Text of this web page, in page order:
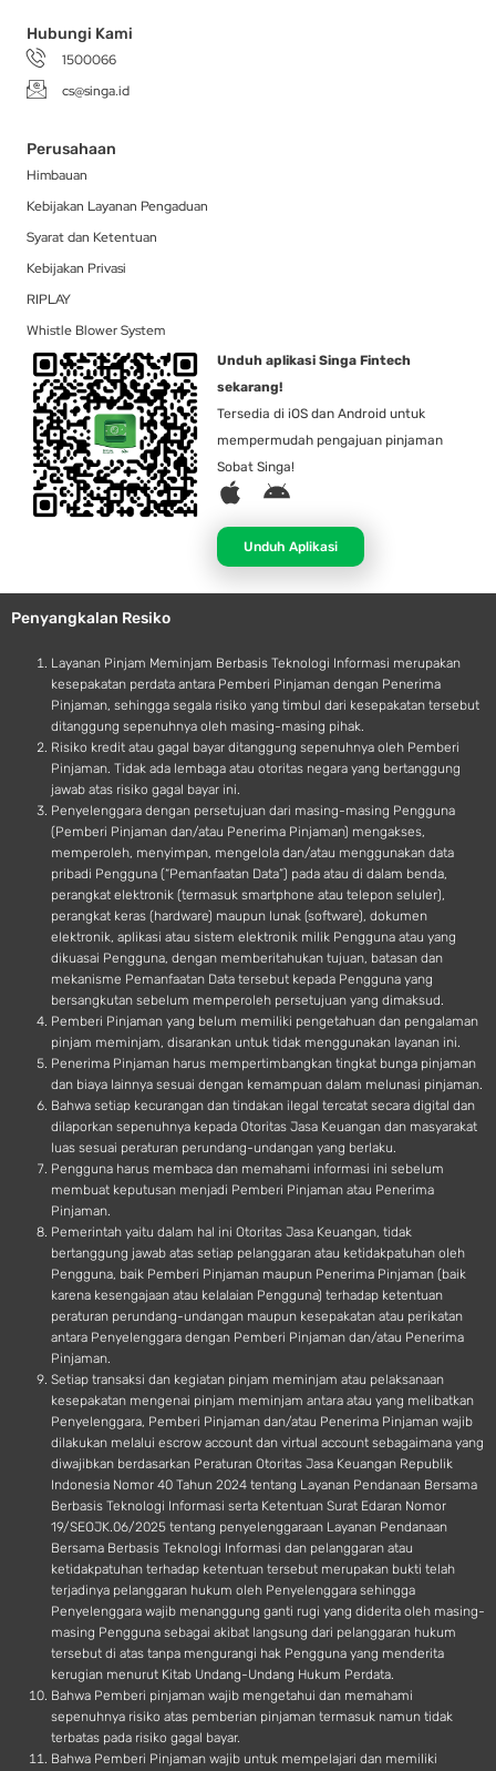
Hubungi Kami
1500066
cs@singa.id
Perusahaan
Himbauan
Kebijakan Layanan Pengaduan
Syarat dan Ketentuan
Kebijakan Privasi
RIPLAY
Whistle Blower System
Unduh aplikasi Singa Fintech
sekarang!
Tersedia di iOS dan Android untuk
mempermudah pengajuan pinjaman
Sobat Singa!
A
p
l
e
A
d
r
o
d
Unduh Aplikasi
Penyangkalan Resiko
Layanan Pinjam Meminjam Berbasis Teknologi Informasi merupakan
kesepakatan perdata antara Pemberi Pinjaman dengan Penerima
Pinjaman, sehingga segala risiko yang timbul dari kesepakatan tersebut
ditanggung sepenuhnya oleh masing-masing pihak.
Risiko kredit atau gagal bayar ditanggung sepenuhnya oleh Pemberi
Pinjaman. Tidak ada lembaga atau otoritas negara yang bertanggung
jawab atas risiko gagal bayar ini.
Penyelenggara dengan persetujuan dari masing-masing Pengguna
(Pemberi Pinjaman dan/atau Penerima Pinjaman) mengakses,
memperoleh, menyimpan, mengelola dan/atau menggunakan data
pribadi Pengguna (“Pemanfaatan Data”) pada atau di dalam benda,
perangkat elektronik (termasuk smartphone atau telepon seluler),
perangkat keras (hardware) maupun lunak (software), dokumen
elektronik, aplikasi atau sistem elektronik milik Pengguna atau yang
dikuasai Pengguna, dengan memberitahukan tujuan, batasan dan
mekanisme Pemanfaatan Data tersebut kepada Pengguna yang
bersangkutan sebelum memperoleh persetujuan yang dimaksud.
Pemberi Pinjaman yang belum memiliki pengetahuan dan pengalaman
pinjam meminjam, disarankan untuk tidak menggunakan layanan ini.
Penerima Pinjaman harus mempertimbangkan tingkat bunga pinjaman
dan biaya lainnya sesuai dengan kemampuan dalam melunasi pinjaman.
Bahwa setiap kecurangan dan tindakan ilegal tercatat secara digital dan
dilaporkan sepenuhnya kepada Otoritas Jasa Keuangan dan masyarakat
luas sesuai peraturan perundang-undangan yang berlaku.
Pengguna harus membaca dan memahami informasi ini sebelum
membuat keputusan menjadi Pemberi Pinjaman atau Penerima
Pinjaman.
Pemerintah yaitu dalam hal ini Otoritas Jasa Keuangan, tidak
bertanggung jawab atas setiap pelanggaran atau ketidakpatuhan oleh
Pengguna, baik Pemberi Pinjaman maupun Penerima Pinjaman (baik
karena kesengajaan atau kelalaian Pengguna) terhadap ketentuan
peraturan perundang-undangan maupun kesepakatan atau perikatan
antara Penyelenggara dengan Pemberi Pinjaman dan/atau Penerima
Pinjaman.
Setiap transaksi dan kegiatan pinjam meminjam atau pelaksanaan
kesepakatan mengenai pinjam meminjam antara atau yang melibatkan
Penyelenggara, Pemberi Pinjaman dan/atau Penerima Pinjaman wajib
dilakukan melalui escrow account dan virtual account sebagaimana yang
diwajibkan berdasarkan Peraturan Otoritas Jasa Keuangan Republik
Indonesia Nomor 40 Tahun 2024 tentang Layanan Pendanaan Bersama
Berbasis Teknologi Informasi serta Ketentuan Surat Edaran Nomor
19/SEOJK.06/2025 tentang penyelenggaraan Layanan Pendanaan
Bersama Berbasis Teknologi Informasi dan pelanggaran atau
ketidakpatuhan terhadap ketentuan tersebut merupakan bukti telah
terjadinya pelanggaran hukum oleh Penyelenggara sehingga
Penyelenggara wajib menanggung ganti rugi yang diderita oleh masing-
masing Pengguna sebagai akibat langsung dari pelanggaran hukum
tersebut di atas tanpa mengurangi hak Pengguna yang menderita
kerugian menurut Kitab Undang-Undang Hukum Perdata.
Bahwa Pemberi pinjaman wajib mengetahui dan memahami
sepenuhnya risiko atas pemberian pinjaman termasuk namun tidak
terbatas pada risiko gagal bayar.
Bahwa Pemberi Pinjaman wajib untuk mempelajari dan memiliki